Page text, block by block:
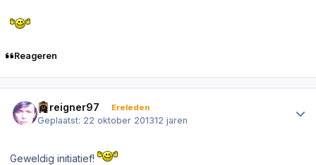
Reageren
Foreigner97 Ereleden
Geplaatst: 22 oktober 201312 jaren
Geweldig initiatief!